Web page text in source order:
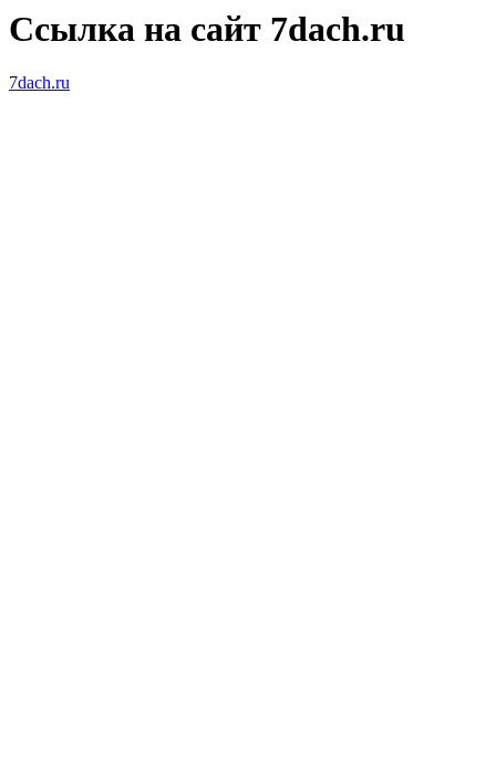
Ссылка на сайт 7dach.ru
7dach.ru